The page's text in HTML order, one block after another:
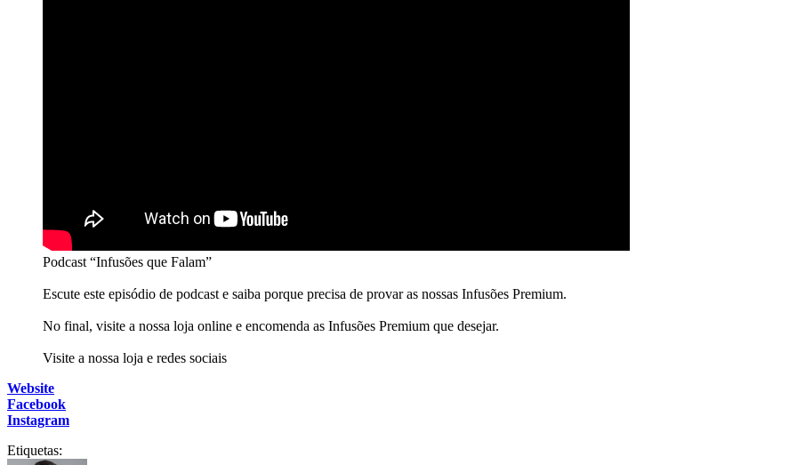
Podcast “Infusões que Falam”
Escute este episódio de podcast e saiba porque precisa de provar as nossas Infusões Premium.
No final, visite a nossa loja online e encomenda as Infusões Premium que desejar.
Visite a nossa loja e redes sociais
Website
Facebook
Instagram
Etiquetas: